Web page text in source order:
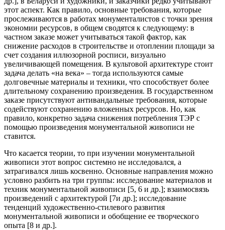
этот аспект. Как правило, основные требования, которые
прослеживаются в работах монументалистов с точки зрения
экономии ресурсов, в общем сводятся к следующему: в
частном заказе может учитываться такой фактор, как
снижение расходов в строительстве и отоплении площади за
счет создания иллюзорной росписи, визуально
увеличивающей помещения. В культовой архитектуре стоит
задача делать «на века» – тогда используются самые
долговечные материалы и техники, что способствует более
длительному сохранению произведения. В государственном
заказе присутствуют антивандальные требования, которые
содействуют сохранению вложенных ресурсов. Но, как
правило, конкретно задача снижения потребления ТЭР с
помощью произведения монументальной живописи не
ставится.
Что касается теории, то при изучении монументальной
живописи этот вопрос системно не исследовался, а
затрагивался лишь косвенно. Основные направления можно
условно разбить на три группы: исследование материалов и
техник монументальной живописи [5, 6 и др.]; взаимосвязь
произведений с архитектурой [7и др.]; исследование
тенденций художественно-стилевого развития
монументальной живописи и обобщение ее творческого
опыта [8 и др.].